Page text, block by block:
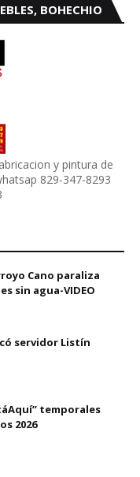
BOHECHIO
y pintura de
829-347-8293
Cano paraliza
sin agua-VIDEO
servidor Listín
temporales
2026